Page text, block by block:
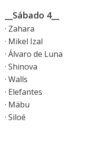
__Sábado 4__
· Zahara
· Mikel Izal
· Álvaro de Luna
· Shinova
· Walls
· Elefantes
· Mäbu
· Siloé